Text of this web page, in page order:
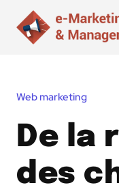
Web marketing
De la
des